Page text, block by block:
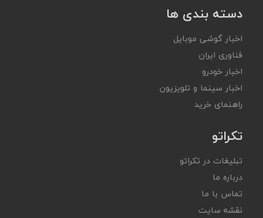
دسته بندی ها
اخبار گوشی موبایل
فناوری ایران
اخبار خودرو
اخبار سینما و تلویزیون
راهنمای خرید
تکراتو
تبلیغات در تکراتو
درباره ما
تماس با ما
نقشه سایت